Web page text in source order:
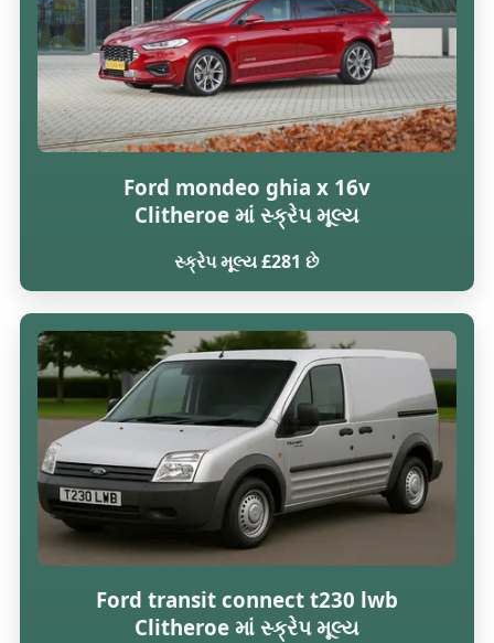
Ford mondeo ghia x 16v
Clitheroe માં સ્ક્રેપ મૂલ્ય
સ્ક્રેપ મૂલ્ય £281 છે
Ford transit connect t230 lwb
Clitheroe માં સ્ક્રેપ મૂલ્ય